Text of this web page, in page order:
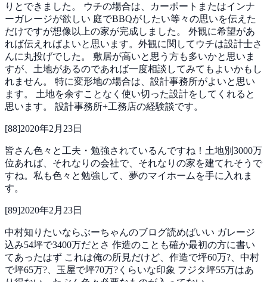
りとできました。
ウチの場合は、カーポートまたはインナ
ーガレージが欲しい 庭でBBQがしたい等々の思いを伝えた
だけですが想像以上の家が完成しました。 外観に希望があ
れば伝えればよいと思います。外観に関してウチは設計士さ
んに丸投げでした。 敷居が高いと思う方も多いかと思いま
すが、土地があるのであれば一度相談してみてもよいかもし
れません。 特に変形地の場合は、設計事務所がよいと思い
ます。 土地を余すことなく使い切った設計をしてくれると
思います。 設計事務所+工務店の経験談です。
[88]2020年2月23日
皆さん色々と工夫・勉強されているんですね！土地別3000万
位あれば、それなりの会社で、それなりの家を建てれそうで
すね。私も色々と勉強して、夢のマイホームを手に入れま
す。
[89]2020年2月23日
中村知りたいならぶーちゃんのブログ読めばいい ガレージ
込み54坪で3400万だとさ 作造のことも確か最初の方に書い
てあったはず これは俺の所見だけど、作造で坪60万?、中村
で坪65万?、玉屋で坪70万?くらいな印象 フジタ坪55万はあ